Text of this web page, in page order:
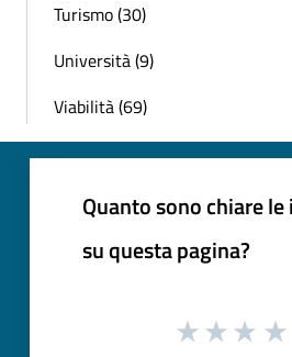
Turismo (30)
Università (9)
Viabilità (69)
Quanto sono chiare
su questa pagina?